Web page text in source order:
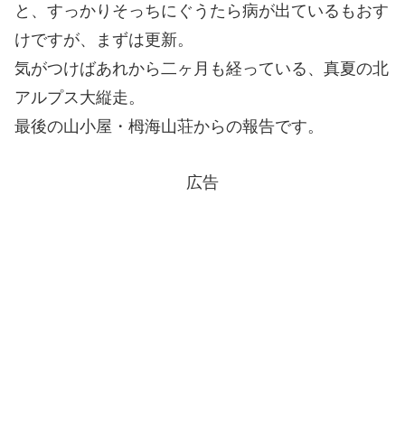
と、すっかりそっちにぐうたら病が出ているもおす
けですが、まずは更新。
気がつけばあれから二ヶ月も経っている、真夏の北
アルプス大縦走。
最後の山小屋・栂海山荘からの報告です。
広告